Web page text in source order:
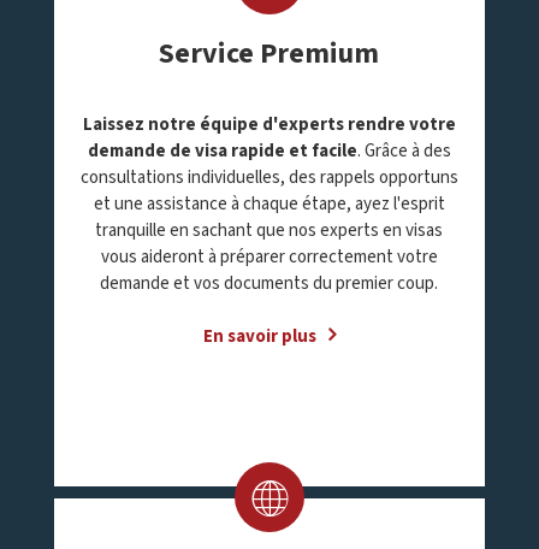
Service Premium
Laissez notre équipe d'experts rendre votre
demande de visa rapide et facile. Grâce à des
consultations individuelles, des rappels opportuns
et une assistance à chaque étape, ayez l'esprit
tranquille en sachant que nos experts en visas
vous aideront à préparer correctement votre
demande et vos documents du premier coup.
En savoir plus